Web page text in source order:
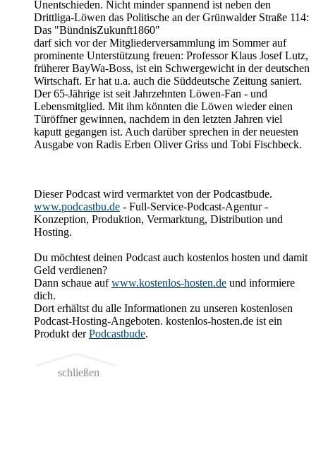
Unentschieden. Nicht minder spannend ist neben den
Drittliga-Löwen das Politische an der Grünwalder Straße 114:
Das "BündnisZukunft1860"
darf sich vor der Mitgliederversammlung im Sommer auf
prominente Unterstützung freuen: Professor Klaus Josef Lutz,
früherer BayWa-Boss, ist ein Schwergewicht in der deutschen
Wirtschaft. Er hat u.a. auch die Süddeutsche Zeitung saniert.
Der 65-Jährige ist seit Jahrzehnten Löwen-Fan - und
Lebensmitglied. Mit ihm könnten die Löwen wieder einen
Türöffner gewinnen, nachdem in den letzten Jahren viel
kaputt gegangen ist. Auch darüber sprechen in der neuesten
Ausgabe von Radis Erben Oliver Griss und Tobi Fischbeck.
Dieser Podcast wird vermarktet von der Podcastbude.
www.podcastbu.de - Full-Service-Podcast-Agentur -
Konzeption, Produktion, Vermarktung, Distribution und
Hosting.
Du möchtest deinen Podcast auch kostenlos hosten und damit
Geld verdienen?
Dann schaue aufwww.kostenlos-hosten.de und informiere
dich.
Dort erhältst du alle Informationen zu unseren kostenlosen
Podcast-Hosting-Angeboten. kostenlos-hosten.de ist ein
Produkt derPodcastbude.
schließen